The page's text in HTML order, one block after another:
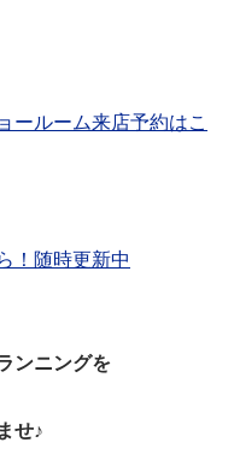
ールーム来店予約はこ
！随時更新中
ンニングを
せ♪